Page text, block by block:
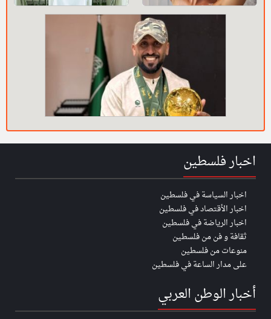
اخبار فلسطين
اخبار السياسة في فلسطين
اخبار الأقتصاد في فلسطين
اخبار الرياضة في فلسطين
ثقافة و فن من فلسطين
منوعات من فلسطين
على مدار الساعة في فلسطين
أخبار الوطن العربي